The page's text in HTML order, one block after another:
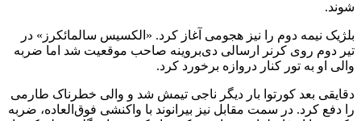
شوند.
بلژیک نیمه دوم را نیز هجومی آغاز کرد. «الکسیس سالمائکرز» در
تیر دوم روی کرنر ارسالی دی‌بروینه صاحب موقعیت شد اما ضربه
والی او به تور کنار دروازه برخورد کرد.
دقایقی بعد کورتوا بار دیگر ناجی تیمش شد و والی خطرناک طارمی
را دفع کرد. در سمت مقابل نیز بیرانوند با واکنشی فوق‌العاده، ضربه